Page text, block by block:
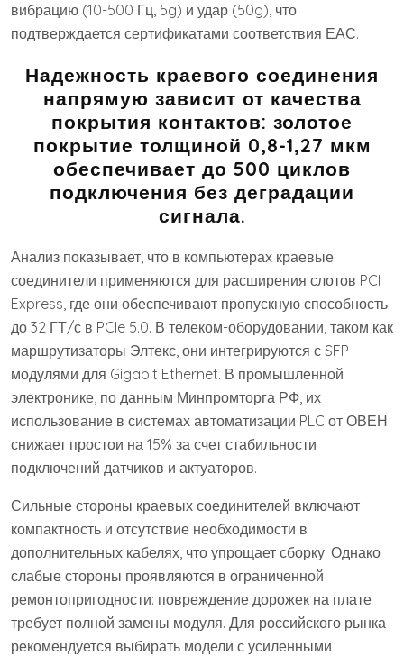
вибрацию (10-500 Гц, 5g) и удар (50g), что
подтверждается сертификатами соответствия ЕАС.
Надежность краевого соединения
напрямую зависит от качества
покрытия контактов: золотое
покрытие толщиной 0,8-1,27 мкм
обеспечивает до 500 циклов
подключения без деградации
сигнала.
Анализ показывает, что в компьютерах краевые
соединители применяются для расширения слотов PCI
Express, где они обеспечивают пропускную способность
до 32 ГТ/с в PCIe 5.0. В телеком-оборудовании, таком как
маршрутизаторы Элтекс, они интегрируются с SFP-
модулями для Gigabit Ethernet. В промышленной
электронике, по данным Минпромторга РФ, их
использование в системах автоматизации PLC от ОВЕН
снижает простои на 15% за счет стабильности
подключений датчиков и актуаторов.
Сильные стороны краевых соединителей включают
компактность и отсутствие необходимости в
дополнительных кабелях, что упрощает сборку. Однако
слабые стороны проявляются в ограниченной
ремонтопригодности: повреждение дорожек на плате
требует полной замены модуля. Для российского рынка
рекомендуется выбирать модели с усиленными